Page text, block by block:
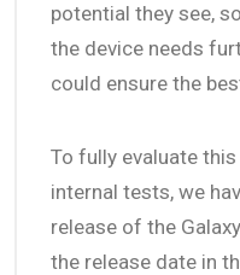
potential they see,
the device needs
could ensure the
To fully evaluate
internal tests, we
release of the
the release date in